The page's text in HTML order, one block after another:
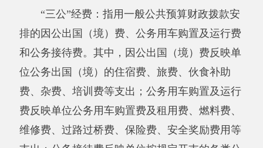
十七、《一般公共预算财政拨款项目支出决
算明细表》
十八、《政府性基金预算财政拨款收入支出
决算表》
十九、《政府性基金预算财政拨款支出决算
明细表》